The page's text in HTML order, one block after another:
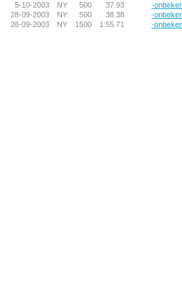
5-10-2003
NY 500 37.93
-
28-09-2003
NY 500 38.38
-
28-09-2003
NY 1500 1:55.71 -